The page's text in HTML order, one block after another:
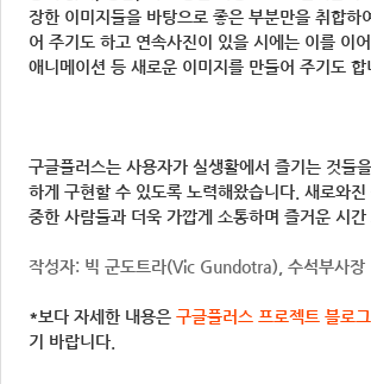
장한 이미지들을 바탕으로 좋은 부분만을 취합하
어 주기도 하고 연속사진이 있을 시에는 이를 이
애니메이션 등 새로운 이미지를 만들어 주기도 합
구글플러스는 사용자가 실생활에서 즐기는 것들
하게 구현할 수 있도록 노력해왔습니다. 새로와
중한 사람들과 더욱 가깝게 소통하며 즐거운 시간
작성자: 빅 군도트라(Vic Gundotra), 수석부사장
*보다 자세한 내용은 구글플러스 프로젝트 블로그
기 바랍니다.